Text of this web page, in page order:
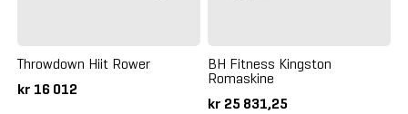
Throwdown Hiit Rower
kr 16 012
BH Fitness Kingston
Romaskine
kr 25 831,25